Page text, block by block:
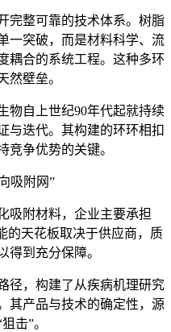
完整可靠的技术体系。树脂
一突破，而是材料科学、流
耦合的系统工程。这种多环
然壁垒。
物自上世纪90年代起就持续
与迭代。其构建的环环相扣
竞争优势的关键。
吸附网”
吸附材料，企业主要承担
的天花板取决于供应商，质
得到充分保障。
径，构建了从疾病机理研究
其产品与技术的确定性，源
击”。